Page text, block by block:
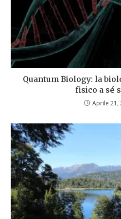
Quantum Biology: la
fisico a sé
Aprile 21,